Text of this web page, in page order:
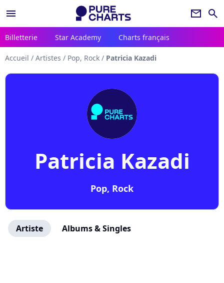
menu newsletter search
Billetterie Star Academy Charts français
Accueil / Artistes / Pop, Rock / Patricia Kazadi
Patricia Kazadi
Pop, Rock
Artiste Albums & Singles